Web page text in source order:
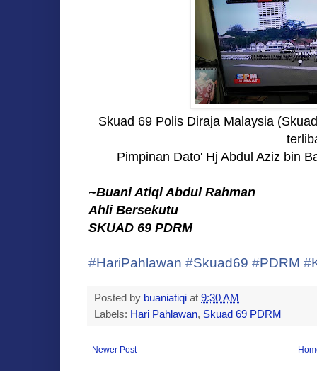
Skuad 69 Polis Diraja Malaysia
Pimpinan Dato' Hj Abdul Aziz bin
~Buani Atiqi Abdul Rahman
Ahli Bersekutu
SKUAD 69 PDRM
‪#‎HariPahlawan‬ ‪#‎Skuad69‬ ‪#‎PDRM‬ ‪#‎
Posted by buaniatiqi at 9:30 AM
Labels: Hari Pahlawan, Skuad 69 PDRM
Newer Post